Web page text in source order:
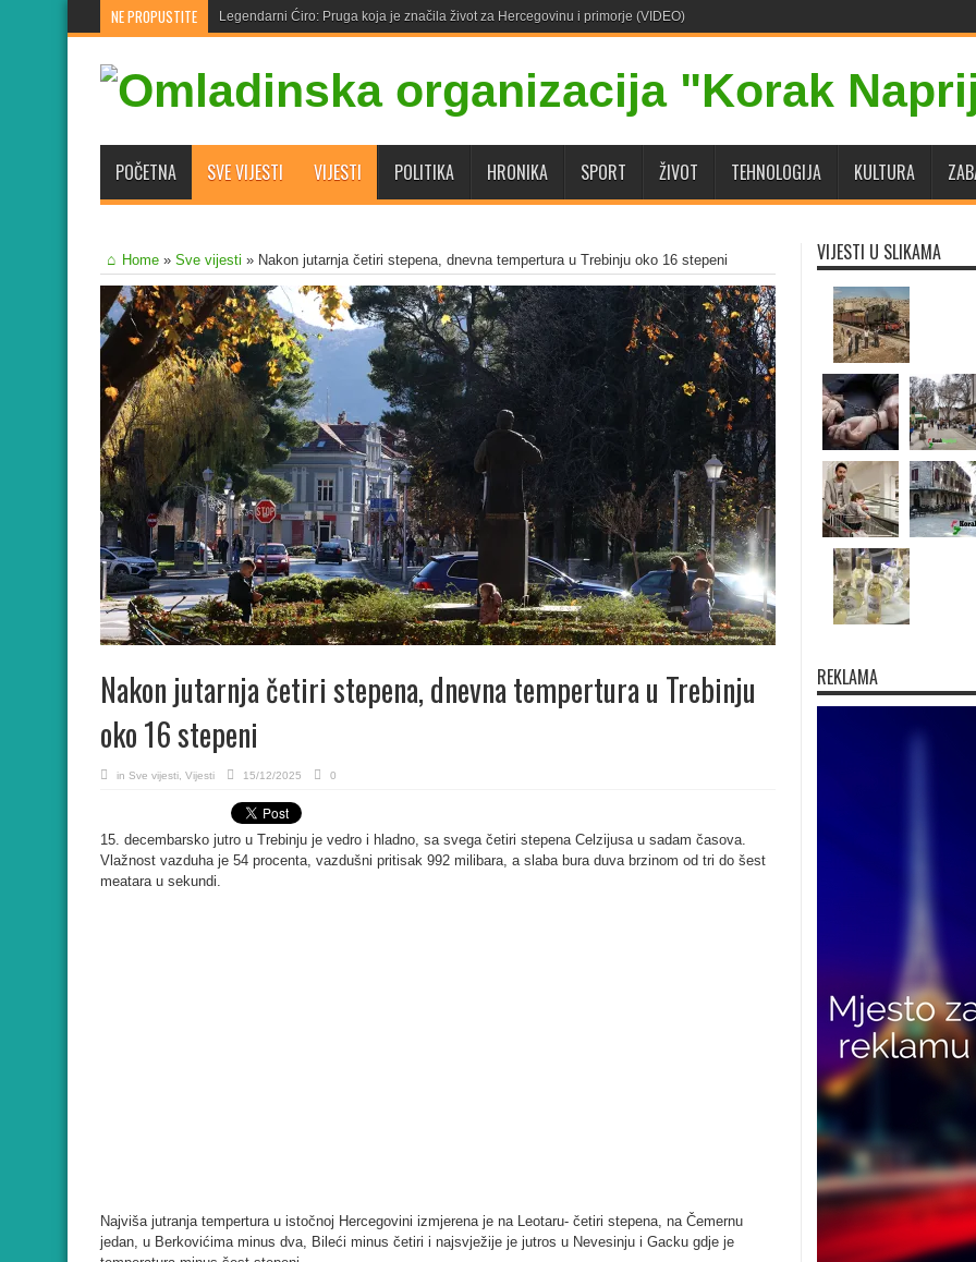
NE PROPUSTITE Legendarni Ćiro: Pruga koja je značila život za Hercegovinu i primorje (VIDEO)
POČETNA SVE VIJESTI VIJESTI POLITIKA HRONIKA SPORT ŽIVOT TEHNOLOGIJA KULTURA
Home » Sve vijesti » Nakon jutarnja četiri stepena, dnevna tempertura u Trebinju oko 16 stepeni
Nakon jutarnja četiri stepena, dnevna tempertura u Trebinju
oko 16 stepeni
in Sve vijesti Vijesti 15/12/2025 0
15. decembarsko jutro u Trebinju je vedro i hladno, sa svega četiri stepena Celzijusa u sadam časova.
Vlažnost vazduha je 54 procenta, vazdušni pritisak 992 milibara, a slaba bura duva brzinom od tri do šest
meatara u sekundi.
Najviša jutranja tempertura u istočnoj Hercegovini izmjerena je na Leotaru- četiri stepena, na Čemernu
jedan, u Berkovićima minus dva, Bileći minus četiri i najsvježije je jutros u Nevesinju i Gacku gdje je
VIJESTI U SLIKAMA
REKLAMA